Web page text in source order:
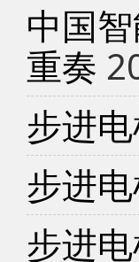
中国
重奏
步进
步进
步进